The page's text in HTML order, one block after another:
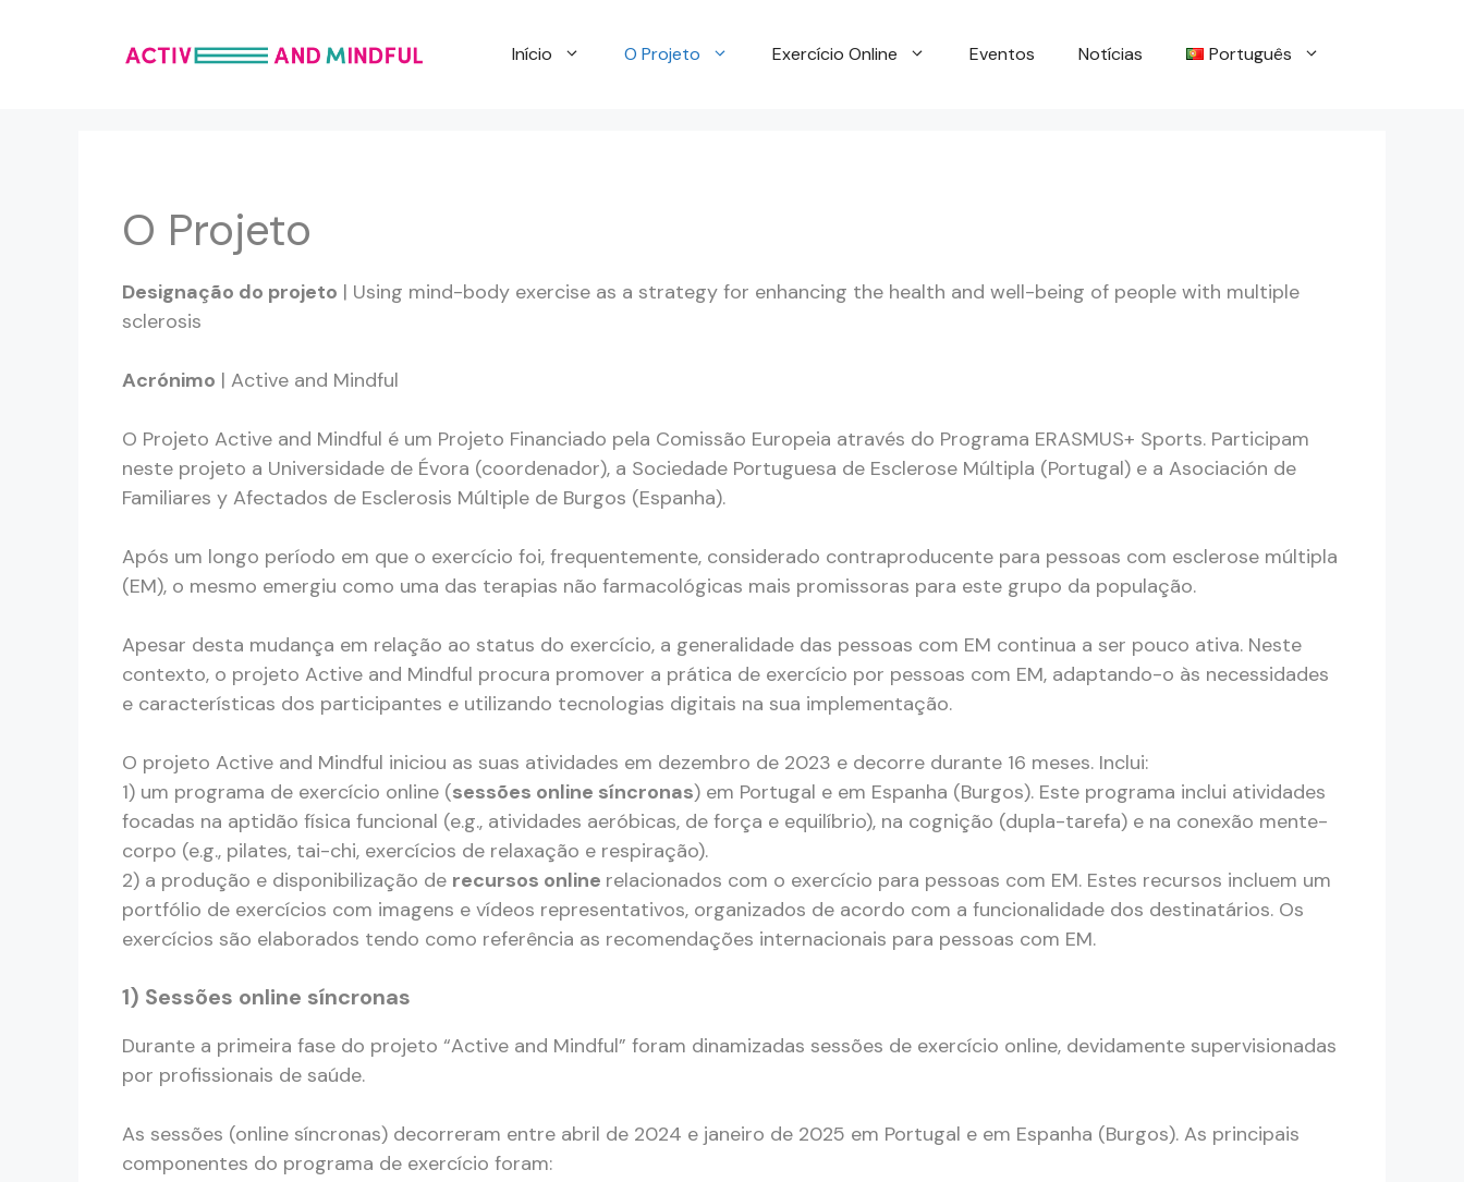
Início O Projeto Exercício Online Eventos Notícias Português
O Projeto
Designação do projeto | Using mind-body exercise as a strategy for enhancing the health and well-being of people with multiple
sclerosis
Acrónimo | Active and Mindful
O Projeto Active and Mindful é um Projeto Financiado pela Comissão Europeia através do Programa ERASMUS+ Sports. Participam
neste projeto a Universidade de Évora (coordenador), a Sociedade Portuguesa de Esclerose Múltipla (Portugal) e a Asociación de
Familiares y Afectados de Esclerosis Múltiple de Burgos (Espanha).
Após um longo período em que o exercício foi, frequentemente, considerado contraproducente para pessoas com esclerose múltipla
(EM), o mesmo emergiu como uma das terapias não farmacológicas mais promissoras para este grupo da população.
Apesar desta mudança em relação ao status do exercício, a generalidade das pessoas com EM continua a ser pouco ativa. Neste
contexto, o projeto Active and Mindful procura promover a prática de exercício por pessoas com EM, adaptando-o às necessidades
e características dos participantes e utilizando tecnologias digitais na sua implementação.
O projeto Active and Mindful iniciou as suas atividades em dezembro de 2023 e decorre durante 16 meses. Inclui:
1) um programa de exercício online (sessões online síncronas) em Portugal e em Espanha (Burgos). Este programa inclui atividades
focadas na aptidão física funcional (e.g., atividades aeróbicas, de força e equilíbrio), na cognição (dupla-tarefa) e na conexão mente-
corpo (e.g., pilates, tai-chi, exercícios de relaxação e respiração).
2) a produção e disponibilização de recursos online relacionados com o exercício para pessoas com EM. Estes recursos incluem um
portfólio de exercícios com imagens e vídeos representativos, organizados de acordo com a funcionalidade dos destinatários. Os
exercícios são elaborados tendo como referência as recomendações internacionais para pessoas com EM.
1) Sessões online síncronas
Durante a primeira fase do projeto “Active and Mindful” foram dinamizadas sessões de exercício online, devidamente supervisionadas
por profissionais de saúde.
As sessões (online síncronas) decorreram entre abril de 2024 e janeiro de 2025 em Portugal e em Espanha (Burgos). As principais
componentes do programa de exercício foram: